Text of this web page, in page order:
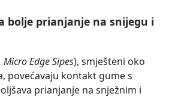
bolje prianjanje na snijegu i
Micro Edge Sipes), smješteni oko
povećavaju kontakt gume s
prianjanje na snježnim i